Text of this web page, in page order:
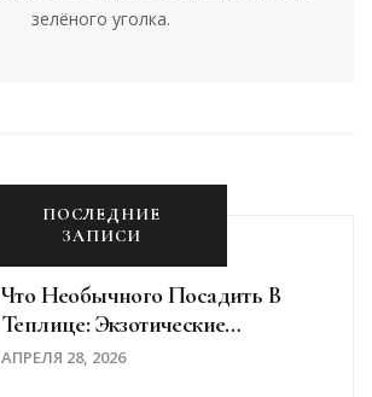
зелёного уголка.
ПОСЛЕДНИЕ
ЗАПИСИ
Что Необычного Посадить В
Теплице: Экзотические
Культуры Для Вашего Огорода
АПРЕЛЯ 28, 2026